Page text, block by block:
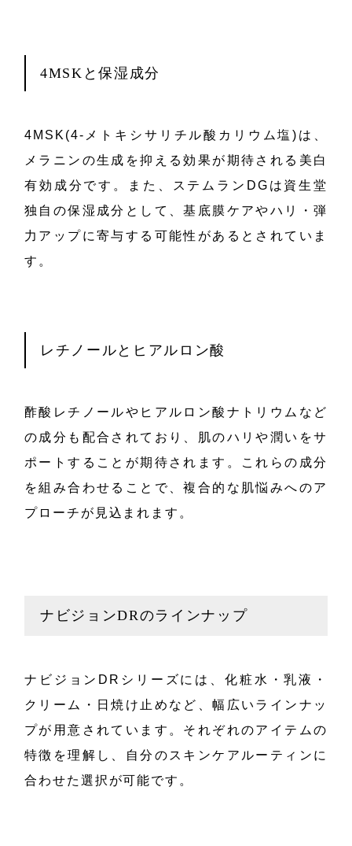
4MSKと保湿成分
4MSK(4-メトキシサリチル酸カリウム塩)は、
メラニンの生成を抑える効果が期待される美白
有効成分です。また、ステムランDGは資生堂
独自の保湿成分として、基底膜ケアやハリ・弾
力アップに寄与する可能性があるとされていま
す。
レチノールとヒアルロン酸
酢酸レチノールやヒアルロン酸ナトリウムなど
の成分も配合されており、肌のハリや潤いをサ
ポートすることが期待されます。これらの成分
を組み合わせることで、複合的な肌悩みへのア
プローチが見込まれます。
ナビジョンDRのラインナップ
ナビジョンDRシリーズには、化粧水・乳液・
クリーム・日焼け止めなど、幅広いラインナッ
プが用意されています。それぞれのアイテムの
特徴を理解し、自分のスキンケアルーティンに
合わせた選択が可能です。